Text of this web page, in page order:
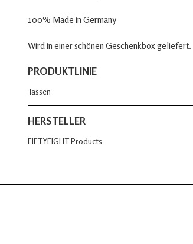
100% Made in Germany
Wird in einer schönen Geschenkbox geliefert.
PRODUKTLINIE
Tassen
HERSTELLER
FIFTYEIGHT Products